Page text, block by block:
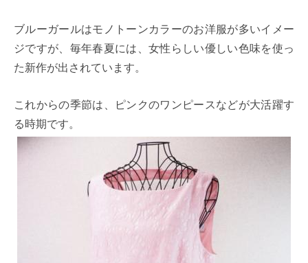
ブルーガールはモノトーンカラーのお洋服が多いイメー
ジですが、毎年春夏には、女性らしい優しい色味を使っ
た新作が出されています。
これからの季節は、ピンクのワンピースなどが大活躍す
る時期です。